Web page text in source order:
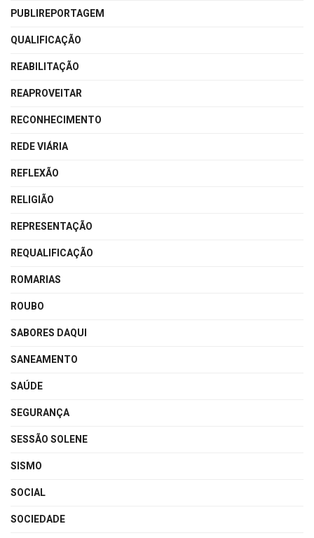
PUBLIREPORTAGEM
QUALIFICAÇÃO
REABILITAÇÃO
REAPROVEITAR
RECONHECIMENTO
REDE VIÁRIA
REFLEXÃO
RELIGIÃO
REPRESENTAÇÃO
REQUALIFICAÇÃO
ROMARIAS
ROUBO
SABORES DAQUI
SANEAMENTO
SAÚDE
SEGURANÇA
SESSÃO SOLENE
SISMO
SOCIAL
SOCIEDADE